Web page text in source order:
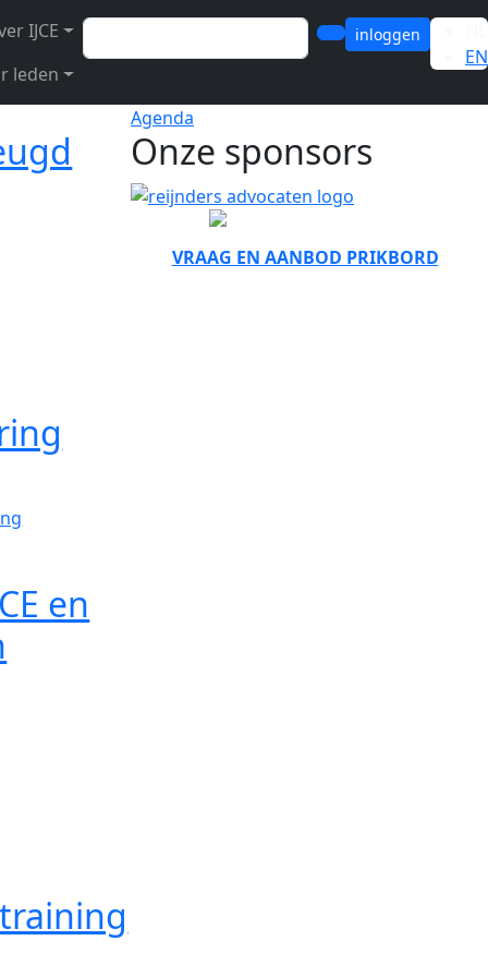
IJCE
leden
inloggen
EN
en
Agenda
Onze sponsors
VRAAG EN AANBOD PRIKBORD